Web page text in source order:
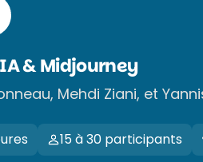
& Midjourney
Mehdi Ziani, et
15 à 30 participants